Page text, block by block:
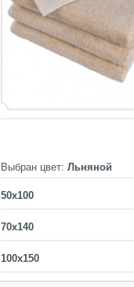
Выбран цвет: Льняной
50x100
70x140
100х150